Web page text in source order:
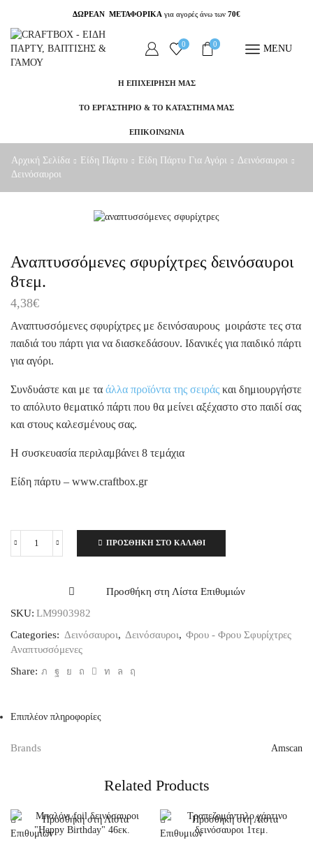
ΔΩΡΕΑΝ ΜΕΤΑΦΟΡΙΚΑ για αγορές άνω των 70€
0 0 MENU
Η ΕΠΙΧΕΙΡΗΣΗ ΜΑΣ
ΤΟ ΕΡΓΑΣΤΗΡΙΟ & ΤΟ ΚΑΤΑΣΤΗΜΑ ΜΑΣ
ΕΠΙΚΟΙΝΩΝΙΑ
Αρχική Σελίδα Είδη Πάρτυ Είδη Πάρτυ Για Αγόρι
Δεινόσαυροι
Δεινόσαυροι
Αναπτυσσόμενες σφυρίχτρες δεινόσαυροι
8τεμ.
4,38€
Αναπτυσσόμενες σφυρίχτρες με δεινόσαυρους μοιράστε τες στα
παιδιά του πάρτι για να διασκεδάσουν. Ιδανικές για παιδικό πάρτι
για αγόρι.
Συνδυάστε και με τα άλλα προϊόντα της σειράς και δημιουργήστε
το απόλυτο θεματικό πάρτι που θα μείνει αξέχαστο στο παιδί σας
και στους καλεσμένους σας.
Η συσκευασία περιλαμβάνει 8 τεμάχια
Είδη πάρτυ – www.craftbox.gr
Αναπτυσσόμενες
ΠΡΟΣΘΉΚΗ ΣΤΟ ΚΑΛΆΘΙ
Προσθήκη στη Λίστα Επιθυμιών
SKU: LM9903982
Categories: Δεινόσαυροι, Δεινόσαυροι, Φρου - Φρου Σφυρίχτρες
Αναπτυσσόμενες
Share:
Επιπλέον πληροφορίες
Brands Amscan
Related Products
Προσθήκη στη Λίστα
Επιθυμιών
Προσθήκη στη Λίστα
Επιθυμιών